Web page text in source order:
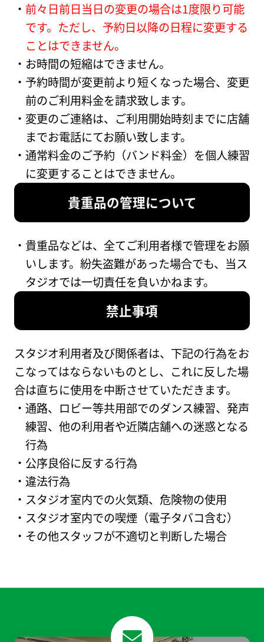
前々日前日当日の変更の場合は1度限り可能
です。ただし、予約日以降の日程に変更する
ことはできません。
お時間の短縮はできません。
予約時間が変更前より短くなった場合、変更
前のご利用料金を請求致します。
変更のご連絡は、ご利用開始時刻までに店舗
までお電話にてお願い致します。
通常料金のご予約（バンド料金）を個人練習
に変更することはできません。
貴重品の管理について
貴重品などは、全てご利用者様で管理をお願
いします。紛失盗難があった場合でも、当ス
タジオでは一切責任を負いかねます。
禁止事項
スタジオ利用者及び関係者は、下記の行為をお
こなってはならないものとし、これに反した場
合は直ちに使用を中断させていただきます。
通路、ロビー等共用部でのダンス練習、発声
練習、他の利用者や近隣店舗への迷惑となる
行為
公序良俗に反する行為
違法行為
スタジオ室内での火気類、危険物の使用
スタジオ室内での喫煙（電子タバコ含む）
その他スタッフが不適切と判断した場合